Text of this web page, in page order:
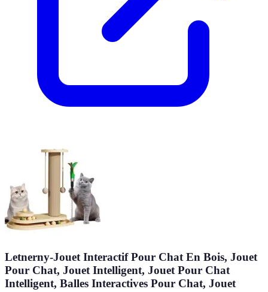
Letnerny-Jouet Interactif Pour Chat En Bois, Jouet
Pour Chat, Jouet Intelligent, Jouet Pour Chat
Intelligent, Balles Interactives Pour Chat, Jouet